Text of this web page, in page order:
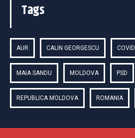
Tags
AUR CALIN GEORGESCU COVID
MAIA SANDU MOLDOVA PSD
REPUBLICA MOLDOVA ROMANIA